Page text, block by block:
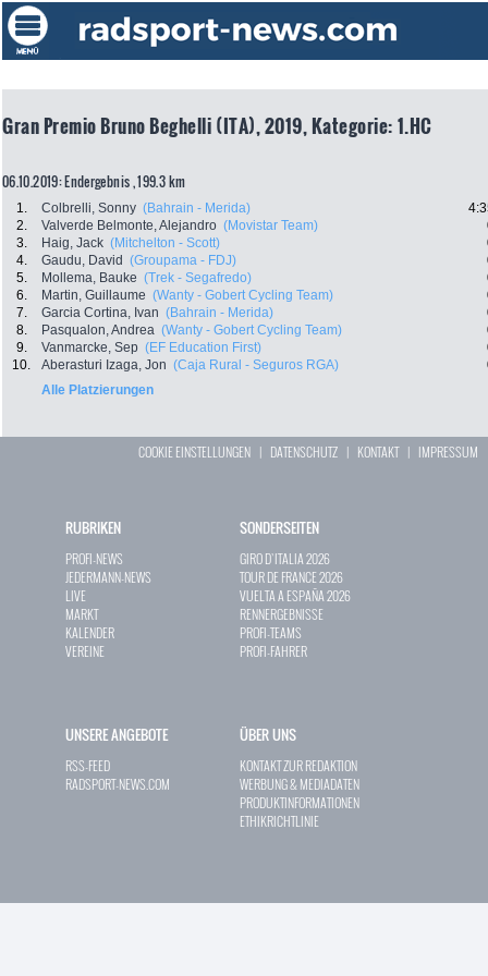
Gran Premio Bruno Beghelli (ITA), 2019, Kategorie: 1.HC
06.10.2019: Endergebnis , 199.3 km
1. Colbrelli, Sonny (Bahrain - Merida)
2.
Valverde Belmonte, Alejandro (Movistar Team)
3.
Haig, Jack (Mitchelton - Scott)
4.
Gaudu, David (Groupama - FDJ)
5.
Mollema, Bauke (Trek - Segafredo)
6.
Martin, Guillaume (Wanty - Gobert Cycling Team)
7.
Garcia Cortina, Ivan (Bahrain - Merida)
8.
Pasqualon, Andrea (Wanty - Gobert Cycling Team)
9.
Vanmarcke, Sep (EF Education First)
10.
Aberasturi Izaga, Jon (Caja Rural - Seguros RGA)
Alle Platzierungen
COOKIE EINSTELLUNGEN | DATENSCHUTZ | KONTAKT| IMPRESSUM
RUBRIKEN
PROFI-NEWS
JEDERMANN-NEWS
LIVE
MARKT
KALENDER
VEREINE
SONDERSEITEN
GIRO D`ITALIA 2026
TOUR DE FRANCE 2026
VUELTA A ESPAÑA 2026
RENNERGEBNISSE
PROFI-TEAMS
PROFI-FAHRER
UNSERE ANGEBOTE
RSS-FEED
RADSPORT-NEWS.COM
ÜBER UNS
KONTAKT ZUR REDAKTION
WERBUNG & MEDIADATEN
PRODUKTINFORMATIONEN
ETHIKRICHTLINIE